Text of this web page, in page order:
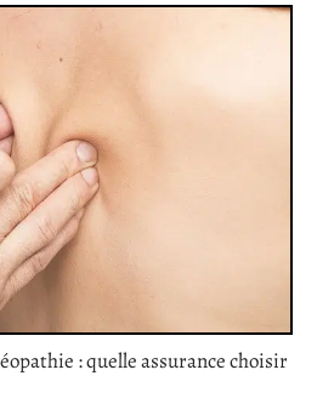
: quelle assurance choisir